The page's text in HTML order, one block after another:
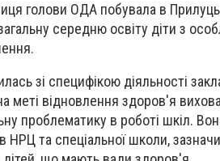
голови ОДА побувала в
середню освіту діти з
зі специфікою діяльності
меті відновлення здоров'я
проблематику в роботі шкіл.
НРЦ та спеціальної школи,